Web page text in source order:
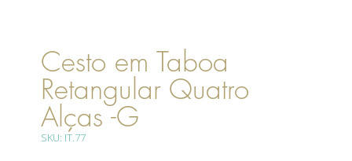
Cesto em Taboa
Retangular Quatro
Alças -G
SKU: IT.77